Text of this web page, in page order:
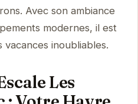
Avec son ambiance
modernes, il est
inoubliables.
Les